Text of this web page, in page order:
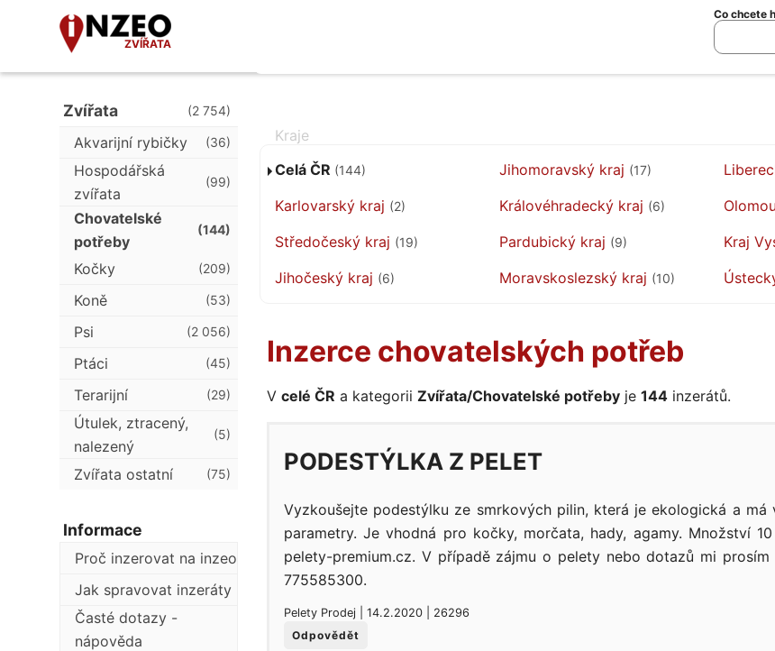
ZVÍŘATA
Co chcete
Celá ČR (144)
Karlovarský kraj (2)
Středočeský kraj (19)
Jihočeský kraj (6)
Jihomoravský kraj (17)
Královéhradecký kraj (6)
Pardubický kraj (9)
Moravskoslezský kraj (10)
Kraj
Inzerce chovatelských potřeb
V celé ČR a kategorii Zvířata/Chovatelské potřeby je 144 inzerátů.
PODESTÝLKA Z PELET
Vyzkoušejte podestýlku ze smrkových pilin, která je ekologická a má
parametry. Je vhodná pro kočky, morčata, hady, agamy. Množství
pelety-premium.cz. V případě zájmu o pelety nebo dotazů mi
775585300.
Pelety Prodej | 14.2.2020 | 26296
Odpovědět
Zvířata (2 754)
Akvarijní rybičky (36)
Hospodářská
zvířata
(99)
Chovatelské
potřeby
(144)
Kočky (209)
Koně (53)
Psi (2 056)
Ptáci (45)
Terarijní (29)
Útulek, ztracený,
nalezený
(5)
Zvířata ostatní (75)
Informace
Proč inzerovat na inzeo
Jak spravovat inzeráty
Časté dotazy -
nápověda